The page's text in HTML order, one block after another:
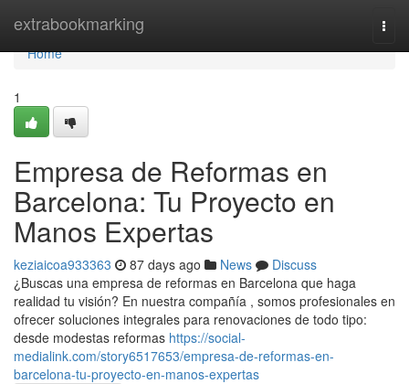
extrabookmarking
Home
Home
1
Empresa de Reformas en
Barcelona: Tu Proyecto en
Manos Expertas
keziaicoa933363 87 days ago News
Discuss
¿Buscas una empresa de reformas en Barcelona que haga
realidad tu visión? En nuestra compañía , somos profesionales en
ofrecer soluciones integrales para renovaciones de todo tipo:
desde modestas reformas https://social-
medialink.com/story6517653/empresa-de-reformas-en-
barcelona-tu-proyecto-en-manos-expertas